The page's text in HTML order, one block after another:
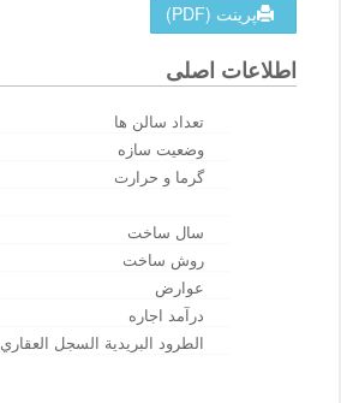
پرینت (PDF)
اطلاعات اصلی
تعداد سالن ها
وضعیت سازه
گرما و حرارت
سال ساخت
روش ساخت
عوارض
درآمد اجاره
الطرود البريدية السجل العقاري